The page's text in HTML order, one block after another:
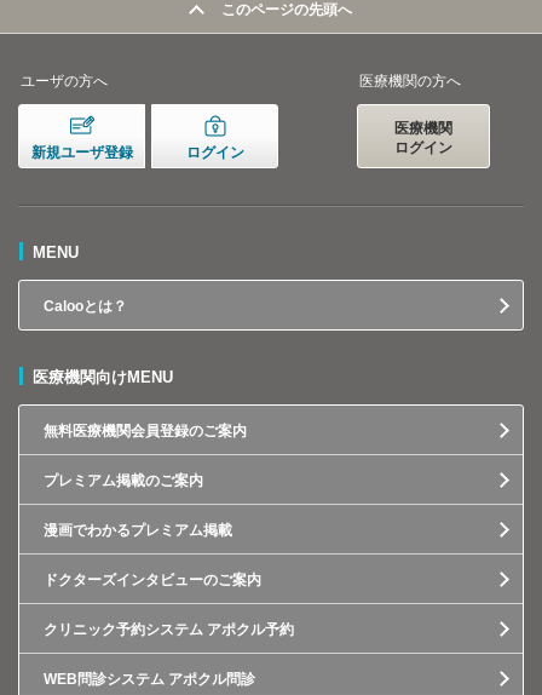
このページの先頭へ
ユーザの方へ
新規ユーザ登録 ログイン
医療機関の方へ
医療機関
ログイン
MENU
Calooとは？
医療機関向けMENU
無料医療機関会員登録のご案内
プレミアム掲載のご案内
漫画でわかるプレミアム掲載
ドクターズインタビューのご案内
クリニック予約システム アポクル予約
WEB問診システム アポクル問診